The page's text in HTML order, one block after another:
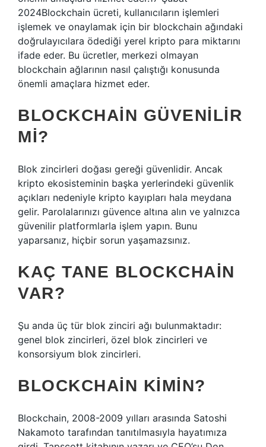
2024Blockchain ücreti, kullanıcıların işlemleri
işlemek ve onaylamak için bir blockchain ağındaki
doğrulayıcılara ödediği yerel kripto para miktarını
ifade eder. Bu ücretler, merkezi olmayan
blockchain ağlarının nasıl çalıştığı konusunda
önemli amaçlara hizmet eder.
BLOCKCHAIN GÜVENILIR
MI?
Blok zincirleri doğası gereği güvenlidir. Ancak
kripto ekosisteminin başka yerlerindeki güvenlik
açıkları nedeniyle kripto kayıpları hala meydana
gelir. Parolalarınızı güvence altına alın ve yalnızca
güvenilir platformlarla işlem yapın. Bunu
yaparsanız, hiçbir sorun yaşamazsınız.
KAÇ TANE BLOCKCHAIN
VAR?
Şu anda üç tür blok zinciri ağı bulunmaktadır:
genel blok zincirleri, özel blok zincirleri ve
konsorsiyum blok zincirleri.
BLOCKCHAIN KIMIN?
Blockchain, 2008-2009 yılları arasında Satoshi
Nakamoto tarafından tanıtılmasıyla hayatımıza